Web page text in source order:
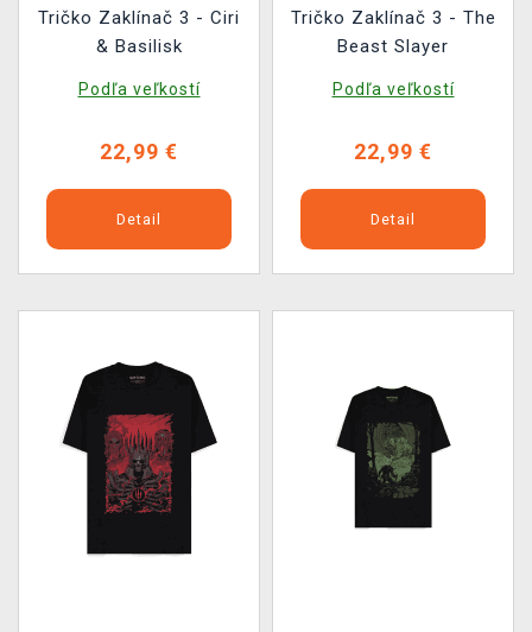
Tričko Zaklínač 3 - Ciri
& Basilisk
Podľa veľkostí
22,99 €
Detail
Tričko Zaklínač 3 - The
Beast Slayer
Podľa veľkostí
22,99 €
Detail